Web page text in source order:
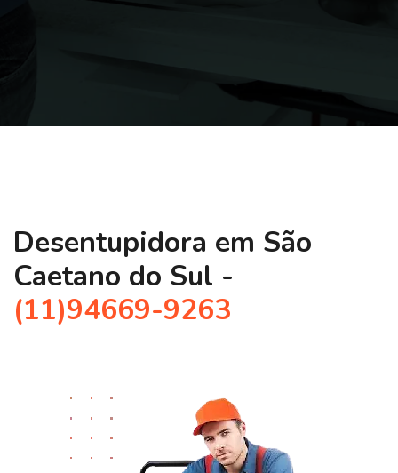
Desentupidora em São
Caetano do Sul -
(11)94669-9263